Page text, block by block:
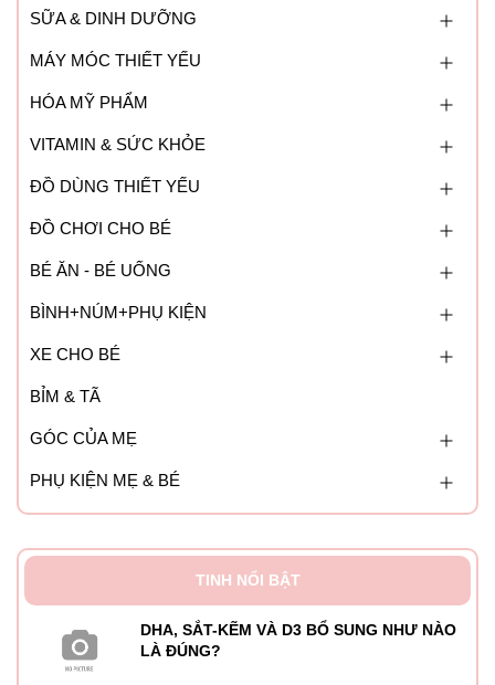
SỮA & DINH DƯỠNG
MÁY MÓC THIẾT YẾU
HÓA MỸ PHẨM
VITAMIN & SỨC KHỎE
ĐỒ DÙNG THIẾT YẾU
ĐỒ CHƠI CHO BÉ
BÉ ĂN - BÉ UỐNG
BÌNH+NÚM+PHỤ KIỆN
XE CHO BÉ
BỈM & TÃ
GÓC CỦA MẸ
PHỤ KIỆN MẸ & BÉ
TINH NỔI BẬT
DHA, SẮT-KẼM VÀ D3 BỔ SUNG NHƯ NÀO
LÀ ĐÚNG?